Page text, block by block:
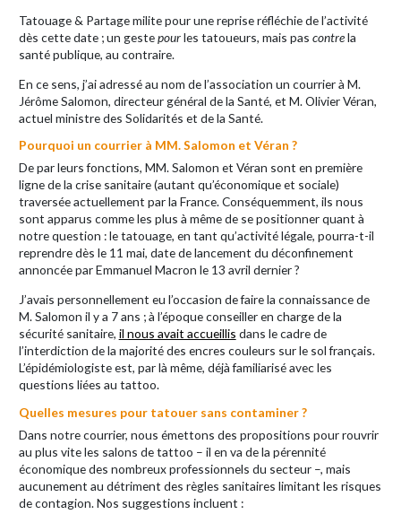
Tatouage & Partage milite pour une reprise réfléchie de l’activité
dès cette date ; un gestepourles tatoueurs, mais pas contrela
santé publique, au contraire.
En ce sens, j’ai adressé au nom de l’association un courrier à M.
Jérôme Salomon, directeur général de la Santé, et M. Olivier Véran,
actuel ministre des Solidarités et de la Santé.
Pourquoi un courrier à MM. Salomon et Véran ?
De par leurs fonctions, MM. Salomon et Véran sont en première
ligne de la crise sanitaire (autant qu’économique et sociale)
traversée actuellement par la France. Conséquemment, ils nous
sont apparus comme les plus à même de se positionner quant à
notre question : le tatouage, en tant qu’activité légale, pourra-t-il
reprendre dès le 11 mai, date de lancement du déconfinement
annoncée par Emmanuel Macron le 13 avril dernier ?
J’avais personnellement eu l’occasion de faire la connaissance de
M. Salomon il y a 7 ans ; à l’époque conseiller en charge de la
sécurité sanitaire, il nous avait accueillis dans le cadre de
l’interdiction de la majorité des encres couleurs sur le sol français.
L’épidémiologiste est, par là même, déjà familiarisé avec les
questions liées au tattoo.
Quelles mesures pour tatouer sans contaminer ?
Dans notre courrier, nous émettons des propositions pour rouvrir
au plus vite les salons de tattoo – il en va de la pérennité
économique des nombreux professionnels du secteur –, mais
aucunement au détriment des règles sanitaires limitant les risques
de contagion. Nos suggestions incluent :